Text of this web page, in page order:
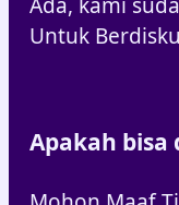
Ada, kami
Untuk
Apakah bisa